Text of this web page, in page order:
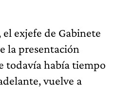
exjefe de Gabinete
la presentación
todavía había tiempo
vuelve a